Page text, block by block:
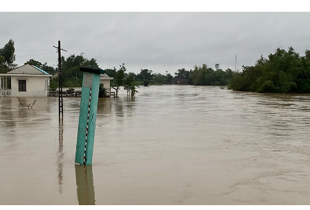
THẾ GIỚI
THỂ THAO
GIÁO DỤC
KHOA HỌC - CÔNG NGHỆ